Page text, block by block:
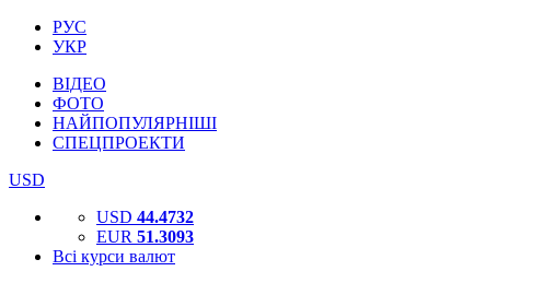
РУС
УКР
ВІДЕО
ФОТО
НАЙПОПУЛЯРНІШІ
СПЕЦПРОЕКТИ
USD
USD 44.4732
EUR 51.3093
Всі курси валют